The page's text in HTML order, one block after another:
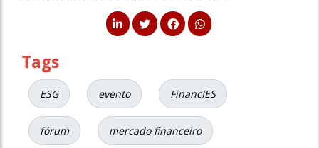
Tags
ESG evento FinancIES
fórum mercado financeiro